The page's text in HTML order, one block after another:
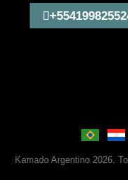
Kamado Argentino 2026.